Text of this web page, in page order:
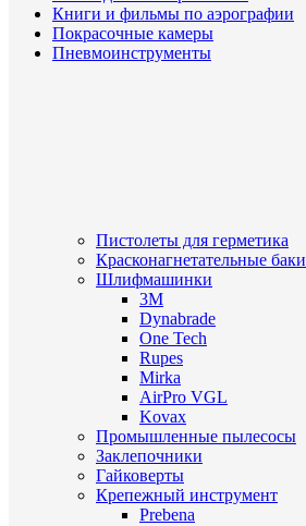
Книги и фильмы по аэрографии
Покрасочные камеры
Пневмоинструменты
Пистолеты для герметика
Красконагнетательные баки
Шлифмашинки
3M
Dynabrade
One Tech
Rupes
Mirka
AirPro VGL
Kovax
Промышленные пылесосы
Заклепочники
Гайковерты
Крепежный инструмент
Prebena